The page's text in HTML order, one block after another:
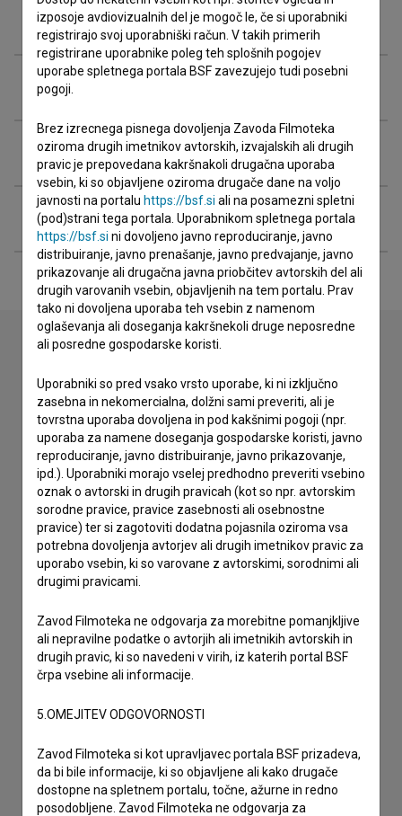
Organizacije
Nagrade in nominacije
Projekcije
Razširjeni podatki
Stik z uredništvom
Spoštovani, s pomočjo spodnjega obrazca lahko stopite v
stik z uredništvom Baze slovenskih filmov. Veseli bomo vaših
odzivov.
imam vprašanje
prijavljam napako
želim dodati podatke
drugo
izposoje avdiovizualnih del je mogoč le, če si uporabniki
registrirajo svoj uporabniški račun. V takih primerih
registrirane uporabnike poleg teh splošnih pogojev
uporabe spletnega portala BSF zavezujejo tudi posebni
pogoji.
Brez izrecnega pisnega dovoljenja Zavoda Filmoteka
oziroma drugih imetnikov avtorskih, izvajalskih ali drugih
pravic je prepovedana kakršnakoli drugačna uporaba
vsebin, ki so objavljene oziroma drugače dane na voljo
javnosti na portalu https://bsf.si ali na posamezni spletni
(pod)strani tega portala. Uporabnikom spletnega portala
https://bsf.si ni dovoljeno javno reproduciranje, javno
distribuiranje, javno prenašanje, javno predvajanje, javno
prikazovanje ali drugačna javna priobčitev avtorskih del ali
drugih varovanih vsebin, objavljenih na tem portalu. Prav
tako ni dovoljena uporaba teh vsebin z namenom
oglaševanja ali doseganja kakršnekoli druge neposredne
ali posredne gospodarske koristi.
Uporabniki so pred vsako vrsto uporabe, ki ni izključno
zasebna in nekomercialna, dolžni sami preveriti, ali je
tovrstna uporaba dovoljena in pod kakšnimi pogoji (npr.
uporaba za namene doseganja gospodarske koristi, javno
reproduciranje, javno distribuiranje, javno prikazovanje,
ipd.). Uporabniki morajo vselej predhodno preveriti vsebino
oznak o avtorski in drugih pravicah (kot so npr. avtorskim
sorodne pravice, pravice zasebnosti ali osebnostne
pravice) ter si zagotoviti dodatna pojasnila oziroma vsa
potrebna dovoljenja avtorjev ali drugih imetnikov pravic za
uporabo vsebin, ki so varovane z avtorskimi, sorodnimi ali
drugimi pravicami.
Zavod Filmoteka ne odgovarja za morebitne pomanjkljive
ali nepravilne podatke o avtorjih ali imetnikih avtorskih in
drugih pravic, ki so navedeni v virih, iz katerih portal BSF
črpa vsebine ali informacije.
5.OMEJITEV ODGOVORNOSTI
Zavod Filmoteka si kot upravljavec portala BSF prizadeva,
da bi bile informacije, ki so objavljene ali kako drugače
dostopne na spletnem portalu, točne, ažurne in redno
posodobljene. Zavod Filmoteka ne odgovarja za